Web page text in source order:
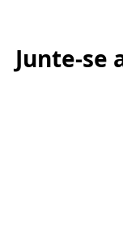
Junte-se